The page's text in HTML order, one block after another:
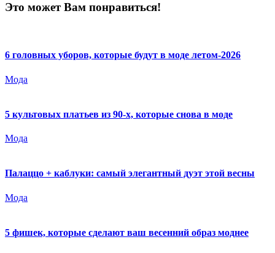
Это может Вам понравиться!
6 головных уборов, которые будут в моде летом-2026
Мода
5 культовых платьев из 90-х, которые снова в моде
Мода
Палаццо + каблуки: самый элегантный дуэт этой весны
Мода
5 фишек, которые сделают ваш весенний образ моднее